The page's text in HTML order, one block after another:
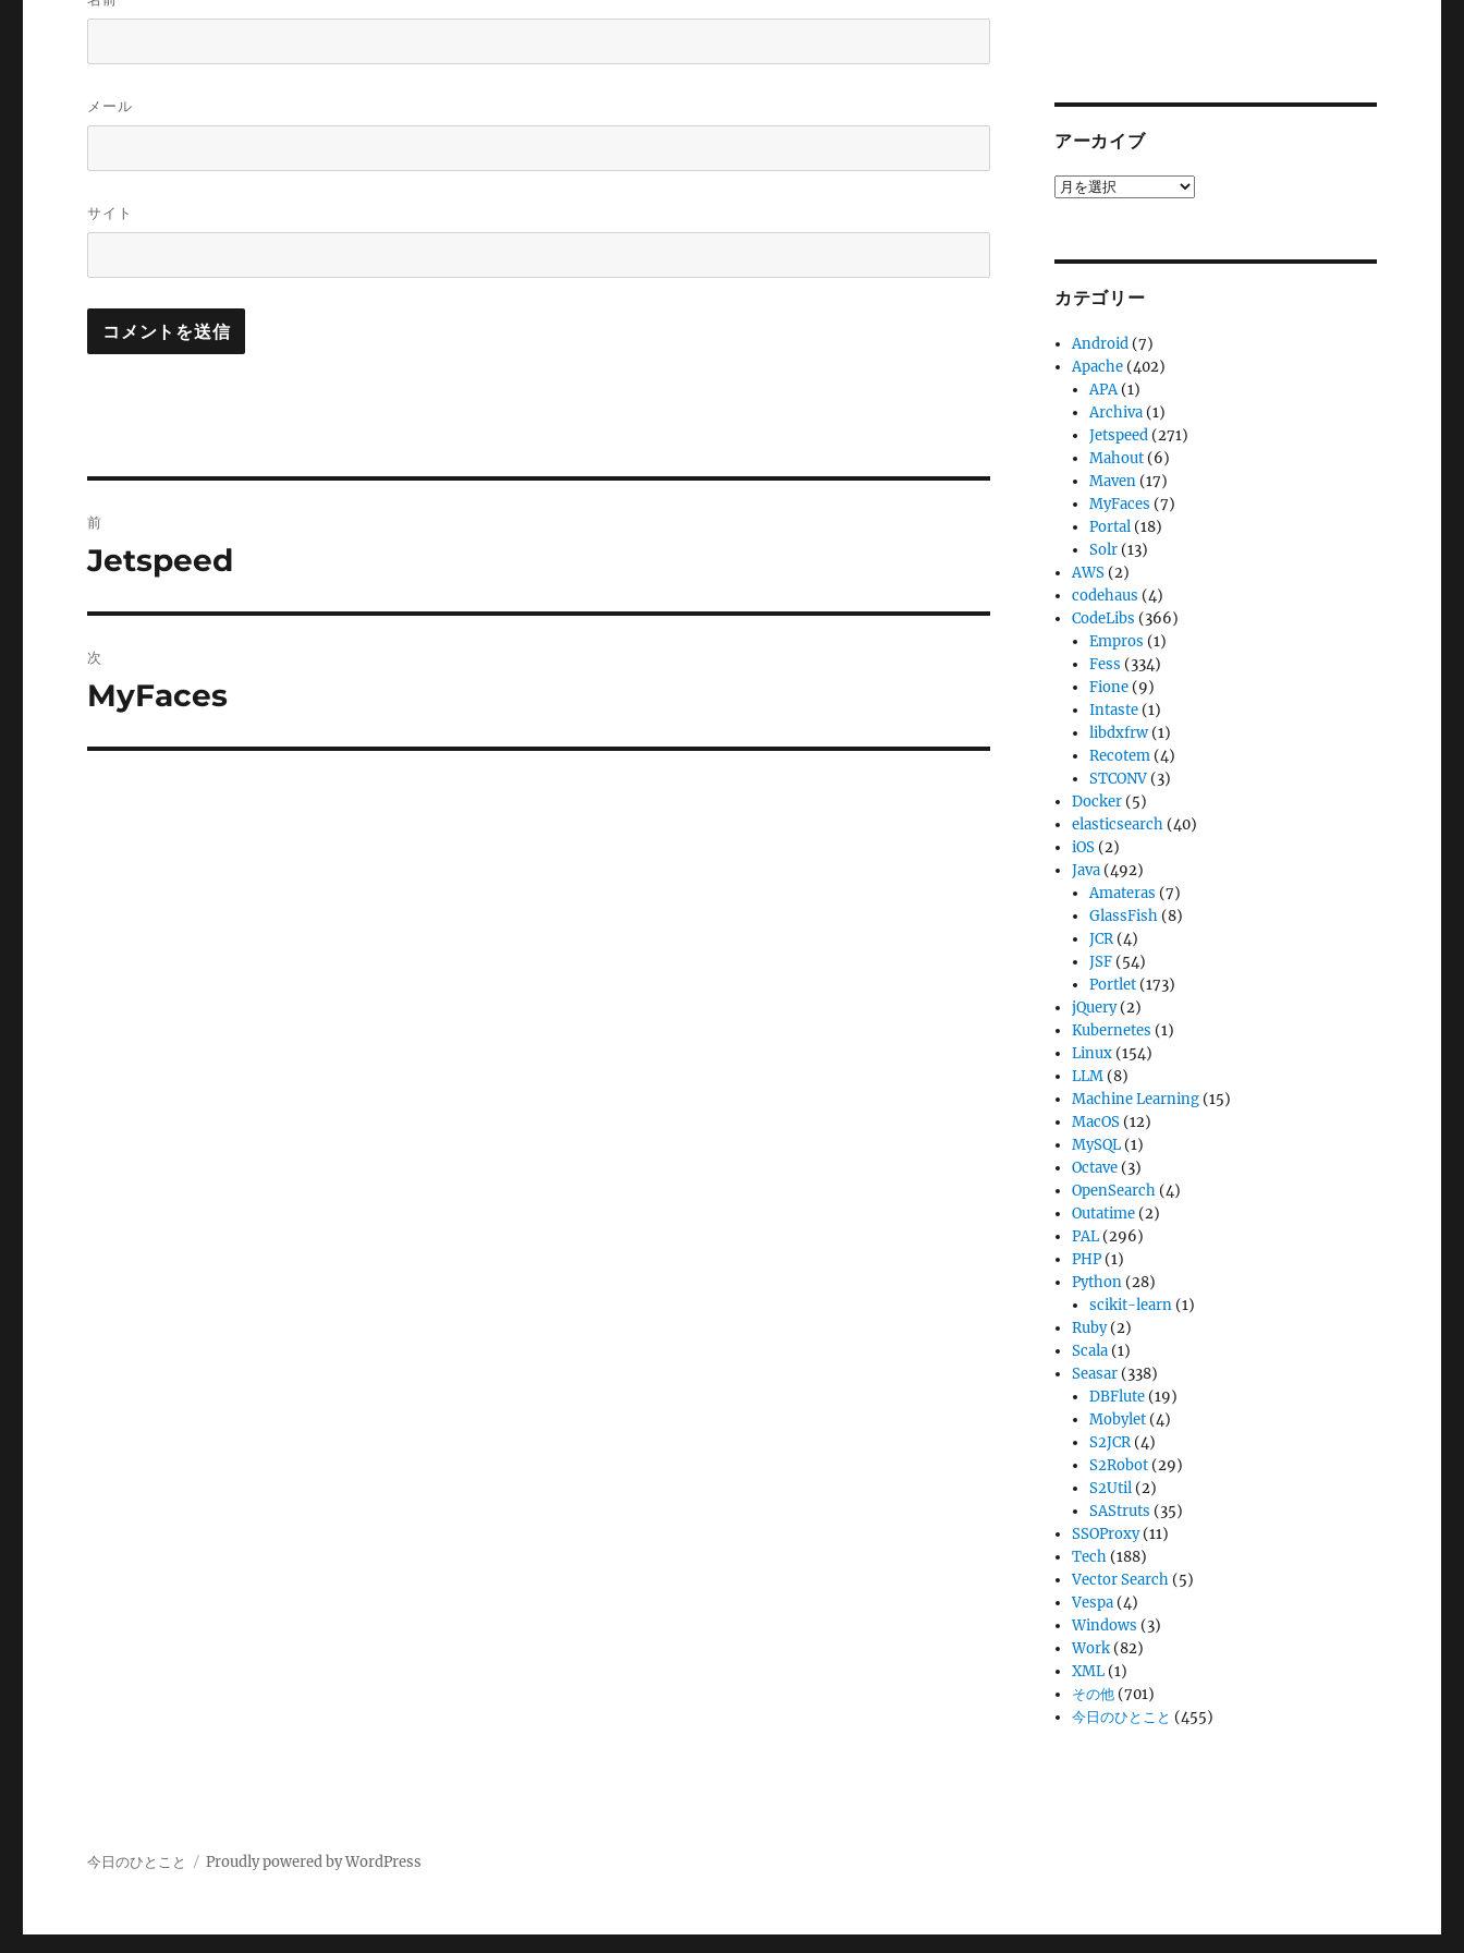
メール
サイト
稿
ゲ
前
前
投
稿:
Jetspeed
次
次
投
MyFaces
アーカイブ
ア
カテゴリー
Android (7)
Apache (402)
APA(1)
Archiva (1)
Jetspeed (271)
Mahout (6)
Maven (17)
MyFaces (7)
Portal (18)
Solr (13)
AWS (2)
codehaus (4)
CodeLibs (366)
Empros (1)
Fess (334)
Fione (9)
Intaste (1)
libdxfrw (1)
Recotem (4)
STCONV (3)
Docker (5)
elasticsearch (40)
iOS (2)
Java (492)
Amateras (7)
GlassFish (8)
JCR(4)
JSF (54)
Portlet (173)
jQuery(2)
Kubernetes (1)
Linux (154)
LLM (8)
Machine Learning (15)
MacOS (12)
MySQL (1)
Octave (3)
OpenSearch (4)
Outatime (2)
PAL (296)
PHP (1)
Python (28)
scikit-learn (1)
Ruby(2)
Scala (1)
Seasar (338)
DBFlute (19)
Mobylet (4)
S2JCR(4)
S2Robot (29)
S2Util (2)
SAStruts (35)
SSOProxy(11)
Tech (188)
Vector Search (5)
Vespa (4)
Windows (3)
Work (82)
XML (1)
その他 (701)
今日のひとこと (455)
今日のひとこと Proudly powered by WordPress